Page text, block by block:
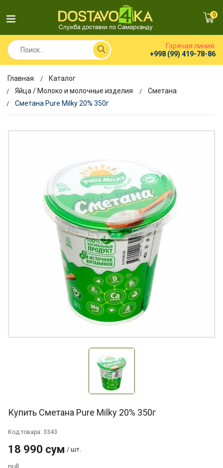
0
Горячая линия:
+998 (99) 419-78-86
Главная
Каталог
Яйца / Молоко и молочные изделия
Сметана
Сметана Pure Milky 20% 350г
Купить Сметана Pure Milky 20% 350г
Код товара: 3343
18 990 сум / шт.